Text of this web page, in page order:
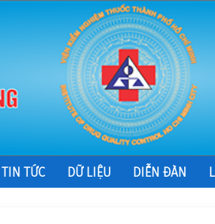
TIN TỨC DỮ LIỆU DIỄN ĐÀN